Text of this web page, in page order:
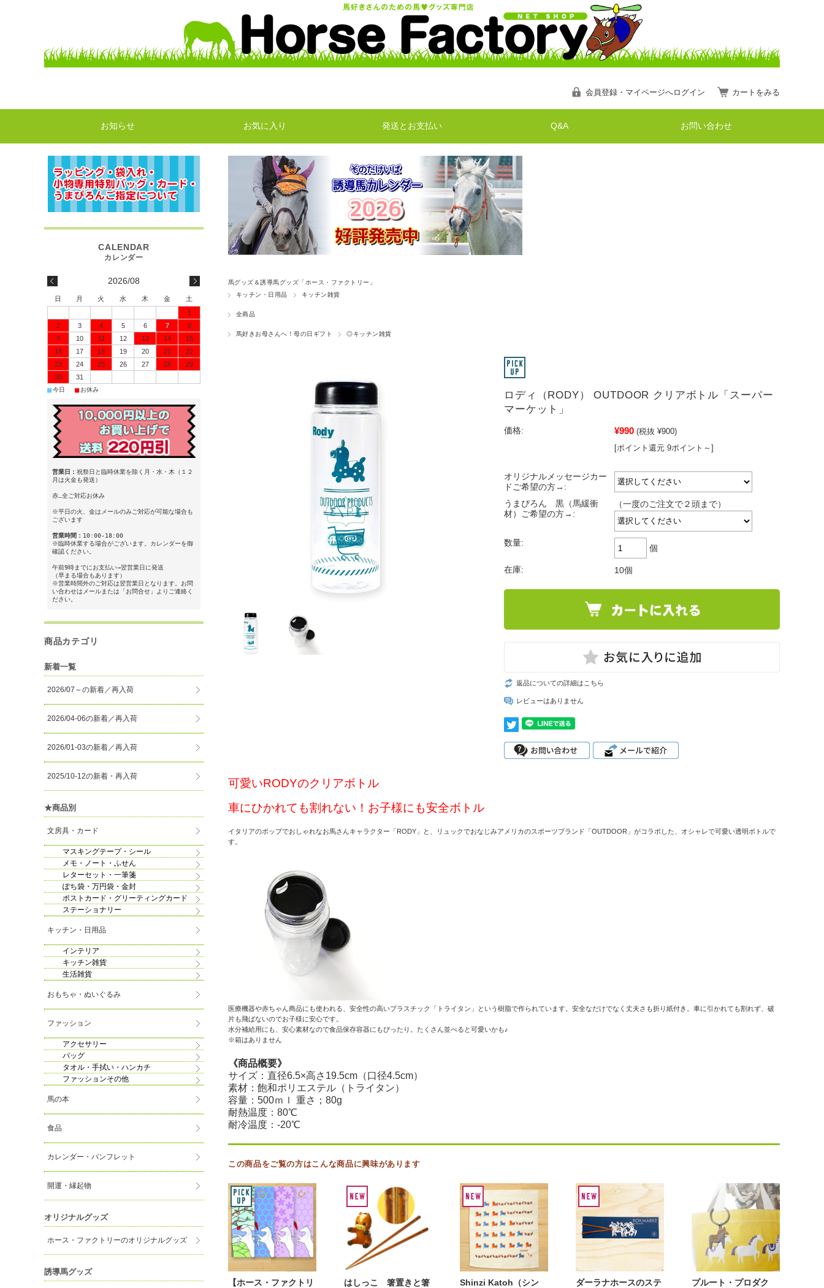
会員登録・マイページへログイン カートをみる
お知らせ お気に入り 発送とお支払い Q&A お問い合わせ
馬グッズ＆誘導馬グッズ「ホース・ファクトリー」
キッチン・日用品
キッチン雑貨
全商品
馬好きお母さんへ！母の日ギフト ◎キッチン雑貨
ロディ（RODY） OUTDOOR クリアボトル「スーパー
マーケット」
価格: ¥990 (税抜 ¥900)
[ポイント還元 9ポイント～]
オリジナルメッセージカー
ドご希望の方→:
うまぴろん 黒（馬緩衝
材）ご希望の方→:
（一度のご注文で２頭まで）
数量:
個
在庫: 10個
返品についての詳細はこちら
レビューはありません
可愛いRODYのクリアボトル
車にひかれても割れない！お子様にも安全ボトル
イタリアのポップでおしゃれなお馬さんキャラクター「RODY」と、リュックでおなじみアメリカのスポーツブランド「OUTDOOR」がコラボした、オシャレで可愛い透明ボトルで
す。
医療機器や赤ちゃん商品にも使われる、安全性の高いプラスチック「トライタン」という樹脂で作られています。安全なだけでなく丈夫さも折り紙付き。車に引かれても割れず、破
片も飛ばないのでお子様に安心です。
水分補給用にも、安心素材なので食品保存容器にもぴったり。たくさん並べると可愛いかも♪
※箱はありません
《商品概要》
サイズ：直径6.5×高さ19.5cm（口径4.5cm）
素材：飽和ポリエステル（トライタン）
容量：500ｍｌ 重さ；80g
耐熱温度：80℃
耐冷温度：-20℃
この商品をご覧の方はこんな商品に興味があります
【ホース・ファクトリ
はしっこ 箸置きと箸
Shinzi Katoh（シン
ダーラナホースのステ
プルート・プロダク
2026/08
日 月 火 水 木 金
土
1
2
3 4 5 6 7
8
9
10 11 12 13 14
15
16
17 18 19 20 21
22
23
24 25 26 27 28
29
30
31
■今日 ■ お休み
営業日： 祝祭日と臨時休業を除く月・水・木（１２
月は火金も発送）
赤…全ご対応お休み
※平日の火、金はメールのみご対応が可能な場合も
ございます
営業時間： 10:00-18:00
※臨時休業する場合がございます。カレンダーを御
確認ください。
午前9時までにお支払い→翌営業日に発送
（早まる場合もあります）
※営業時間外のご対応は翌営業日となります。お問
い合わせはメールまたは「お問合せ」よりご連絡く
ださい。
商品カテゴリ
新着一覧
2026/07～の新着／再入荷
2026/04-06の新着／再入荷
2026/01-03の新着／再入荷
2025/10-12の新着・再入荷
★商品別
文房具・カード
マスキングテープ・シール
メモ・ノート・ふせん
レターセット・一筆箋
ぽち袋・万円袋・金封
ポストカード・グリーティングカード
ステーショナリー
キッチン・日用品
インテリア
キッチン雑貨
生活雑貨
おもちゃ・ぬいぐるみ
ファッション
アクセサリー
バッグ
タオル・手拭い・ハンカチ
ファッションその他
馬の本
食品
カレンダー・パンフレット
開運・縁起物
オリジナルグッズ
ホース・ファクトリーのオリジナルグッズ
誘導馬グッズ